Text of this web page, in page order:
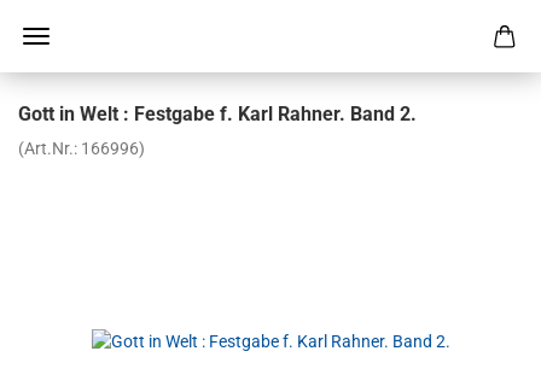
Gott in Welt : Fest­ga­be f. Karl Rah­ner. Band 2.
(Art.Nr.: 166996)